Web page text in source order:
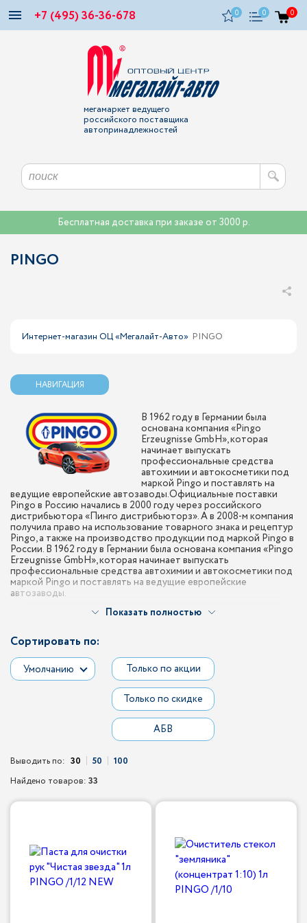
+7 (495) 36-36-678 0 0 0
мегамаркет ведущего
российского поставщика
автопринадлежностей
Бесплатная доставка при заказе от 3000 р.
PINGO
Интернет-магазин ОЦ «Мегалайт-Авто» PINGO
НАВИГАЦИЯ
В 1962 году в Германии была
основана компания «Pingo
Erzeugnisse GmbH», которая
начинает выпускать
профессиональные средства
автохимии и автокосметики под
маркой Pingo и поставлять на
ведущие европейские автозаводы.Официальные поставки
Pingo в Россию начались в 2000 году через российского
дистрибьютора «Пинго дистрибьюторз». А в 2008-м компания
получила право на использование товарного знака и рецептур
Pingo, а также на производство продукции под маркой Pingo в
России. В 1962 году в Германии была основана компания «Pingo
Erzeugnisse GmbH», которая начинает выпускать
профессиональные средства автохимии и автокосметики под
маркой Pingo и поставлять на ведущие европейские
автозаводы.
Показать полностью
Сортировать по:
Умолчанию Только по акции
Только по скидке
АБВ
Выводить по: 30 50
100
Найдено товаров: 33